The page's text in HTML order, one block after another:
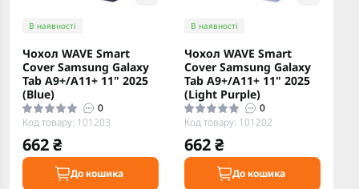
В наявності
Чохол WAVE Smart
Cover Samsung Galaxy
Tab A9+/A11+ 11" 2025
(Blue)
0
Код товару: 101203
662 ₴
До кошика
В наявності
Чохол WAVE Smart
Cover Samsung Galaxy
Tab A9+/A11+ 11" 2025
(Light Purple)
0
Код товару: 101202
662 ₴
До кошика